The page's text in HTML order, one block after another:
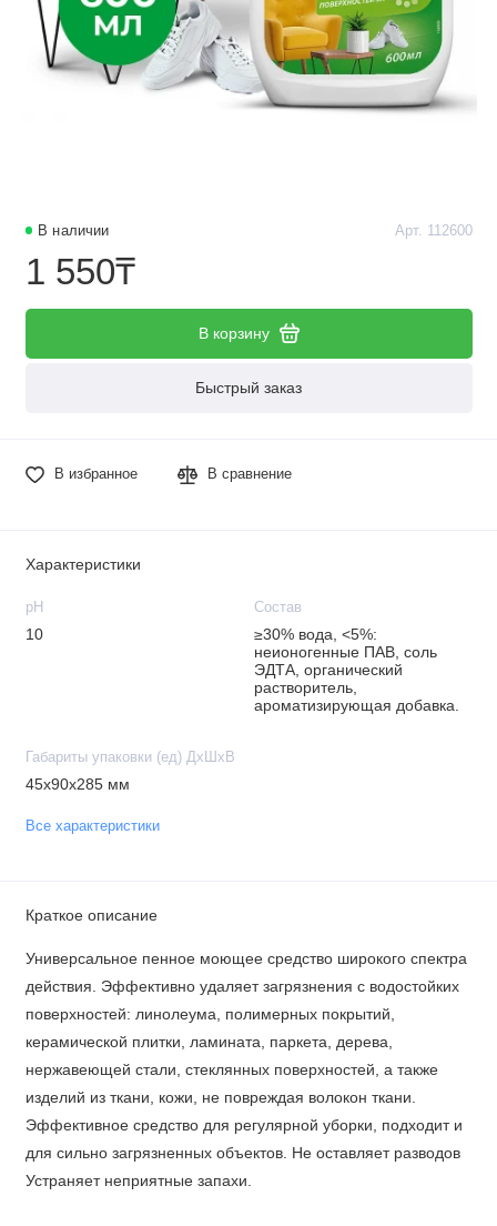
В наличии Арт. 112600
1 550₸
В корзину
Быстрый заказ
В избранное В сравнение
Характеристики
рН
10
Состав
≥30% вода, <5%:
неионогенные ПАВ, соль
ЭДТА, органический
растворитель,
ароматизирующая добавка.
Габариты упаковки (ед) ДхШхВ
45x90x285 мм
Все характеристики
Краткое описание
Универсальное пенное моющее средство широкого спектра
действия. Эффективно удаляет загрязнения с водостойких
поверхностей: линолеума, полимерных покрытий,
керамической плитки, ламината, паркета, дерева,
нержавеющей стали, стеклянных поверхностей, а также
изделий из ткани, кожи, не повреждая волокон ткани.
Эффективное средство для регулярной уборки, подходит и
для сильно загрязненных объектов. Не оставляет разводов
Устраняет неприятные запахи.